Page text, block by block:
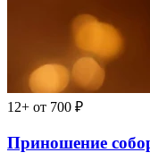
12+ от 700 ₽
Приношение